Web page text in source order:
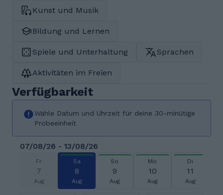
Kunst und Musik
Bildung und Lernen
Spiele und Unterhaltung Sprachen
Aktivitäten im Freien
Verfügbarkeit
Wähle Datum und Uhrzeit für deine 30-minütige
Probeeinheit
07/08/26 - 13/08/26
Fr
7
Aug
Sa
8
Aug
So
9
Aug
Mo
10
Aug
Di
11
Aug